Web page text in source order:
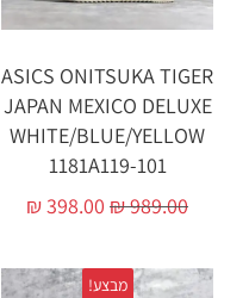
ASICS ONITSUKA TIGER
JAPAN MEXICO DELUXE
WHITE/BLUE/YELLOW
1181A119-101
₪989.00
₪398.00
מבצע!